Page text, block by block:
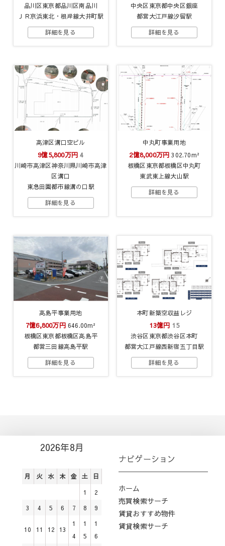
品川区東京都品川区南品川
ＪＲ京浜東北・根岸線大井町駅
中央区東京都中央区銀座
都営大江戸線汐留駅
高津区溝口空ビル
9億5,800万円4
川崎市高津区神奈川県川崎市高津
区溝口
東急田園都市線溝の口駅
中丸町事業用地
2億8,000万円302.70m²
板橋区東京都板橋区中丸町
東武東上線大山駅
高島平事業用地
7億6,800万円 646.00m²
板橋区東京都板橋区高島平
都営三田線高島平駅
本町新築空収益レジ
13億円 15
渋谷区東京都渋谷区本町
都営大江戸線西新宿五丁目駅
2026年8月
月 火 水 木 金 土 日
1
2
3
4 5 6 7 8 9
10 11 12 13
1
4
1
5
1
6
ナビゲーション
ホーム
売買検索サーチ
賃貸おすすめ物件
賃貸検索サーチ